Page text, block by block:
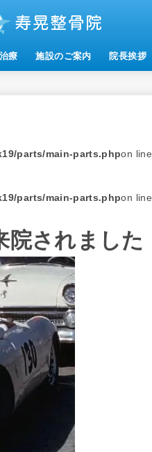
療 施設のご案内 院長挨拶
parts/main-parts.phpon line
parts/main-parts.phpon line
院されました